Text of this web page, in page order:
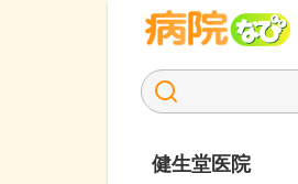
健生堂医院